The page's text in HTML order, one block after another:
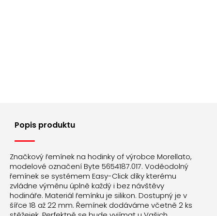
Popis produktu
Značkový řemínek na hodinky of výrobce Morellato,
modelové označení Byte 5654187.017. Voděodolný
řemínek se systémem Easy-Click díky kterému
zvládne výměnu úplně každý i bez návštěvy
hodináře. Materiál řemínku je silikon. Dostupný je v
šířce 18 až 22 mm. Řemínek dodáváme včetně 2 ks